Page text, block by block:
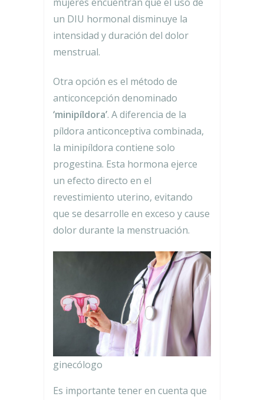
un DIU hormonal disminuye la
intensidad y duración del dolor
menstrual.
Otra opción es el método de
anticoncepción denominado
‘minipíldora’. A diferencia de la
píldora anticonceptiva combinada,
la minipíldora contiene solo
progestina. Esta hormona ejerce
un efecto directo en el
revestimiento uterino, evitando
que se desarrolle en exceso y cause
dolor durante la menstruación.
ginecólogo
Es importante tener en cuenta que